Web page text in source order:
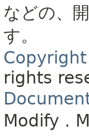
などの、
す。
Copyright
rights
Modify .